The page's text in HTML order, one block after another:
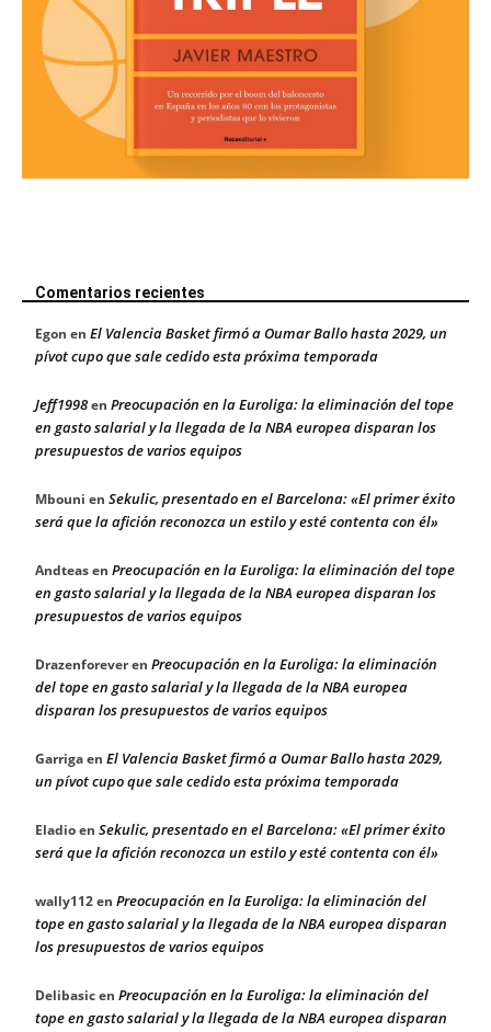
Comentarios recientes
Egon en El Valencia Basket firmó a Oumar Ballo hasta 2029, un
pívot cupo que sale cedido esta próxima temporada
Jeff1998en Preocupación en la Euroliga: la eliminación del tope
en gasto salarial y la llegada de la NBA europea disparan los
presupuestos de varios equipos
Mbouni en Sekulic, presentado en el Barcelona: «El primer éxito
será que la afición reconozca un estilo y esté contenta con él»
Andteasen Preocupación en la Euroliga: la eliminación del tope
en gasto salarial y la llegada de la NBA europea disparan los
presupuestos de varios equipos
Drazenforeveren Preocupación en la Euroliga: la eliminación
del tope en gasto salarial y la llegada de la NBA europea
disparan los presupuestos de varios equipos
Garrigaen El Valencia Basket firmó a Oumar Ballo hasta 2029,
un pívot cupo que sale cedido esta próxima temporada
Eladioen Sekulic, presentado en el Barcelona: «El primer éxito
será que la afición reconozca un estilo y esté contenta con él»
wally112en Preocupación en la Euroliga: la eliminación del
tope en gasto salarial y la llegada de la NBA europea disparan
los presupuestos de varios equipos
Delibasicen Preocupación en la Euroliga: la eliminación del
tope en gasto salarial y la llegada de la NBA europea disparan